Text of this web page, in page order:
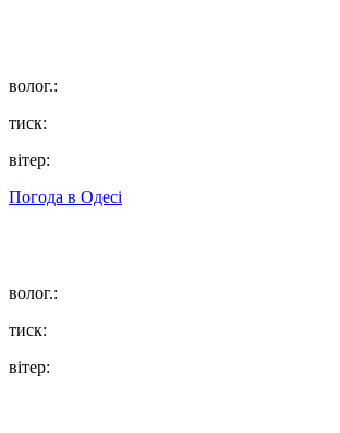
волог.:
тиск:
вітер:
Погода в Одесі
волог.:
тиск:
вітер: